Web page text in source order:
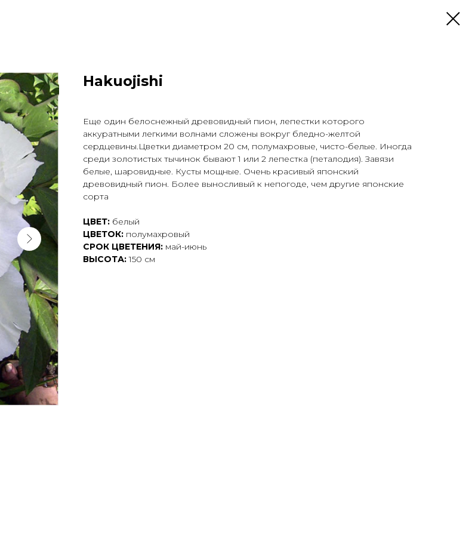
Hakuojishi
Еще один белоснежный древовидный пион, лепестки которого
аккуратными легкими волнами сложены вокруг бледно-желтой
сердцевины.Цветки диаметром 20 см, полумахровые, чи­сто-белые. Иногда
среди золотистых тычинок бывают 1 или 2 лепестка (петалодия). Завязи
белые, шаровидные. Кусты мощные. Очень красивый японский
древовидный пион. Более выносливый к непогоде, чем другие японские
сорта
ЦВЕТ: белый
ЦВЕТОК: полумахровый
СРОК ЦВЕТЕНИЯ: май-июнь
ВЫСОТА:150 см